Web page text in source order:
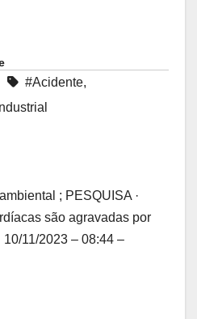
#Acidente,
; PESQUISA ·
são agravadas por
10/11/2023 – 08:44 –